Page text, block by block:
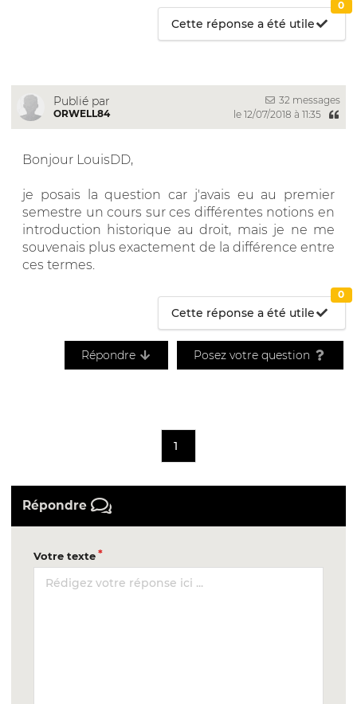
Cette réponse a été utile
0
Publié par
ORWELL84
32 messages
le 12/07/2018 à 11:35
Bonjour LouisDD,
je posais la question car j'avais eu au premier
semestre un cours sur ces différentes notions en
introduction historique au droit, mais je ne me
souvenais plus exactement de la différence entre
ces termes.
Cette réponse a été utile
0
Répondre Posez votre question
1
Répondre
Votre texte